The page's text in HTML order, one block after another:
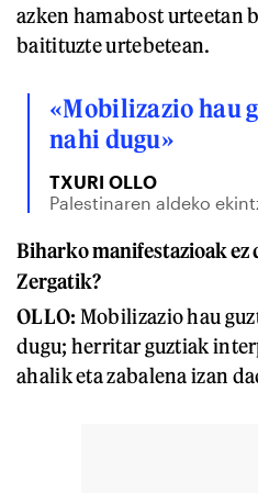
azken hamabost urteetan
baitituzte urtebetean.
«Mobilizazio hau
nahi dugu»
TXURI OLLO
Palestinaren aldeko
Biharko manifestazioak ez
Zergatik?
OLLO: Mobilizazio hau
dugu; herritar guztiak
ahalik eta zabalena izan